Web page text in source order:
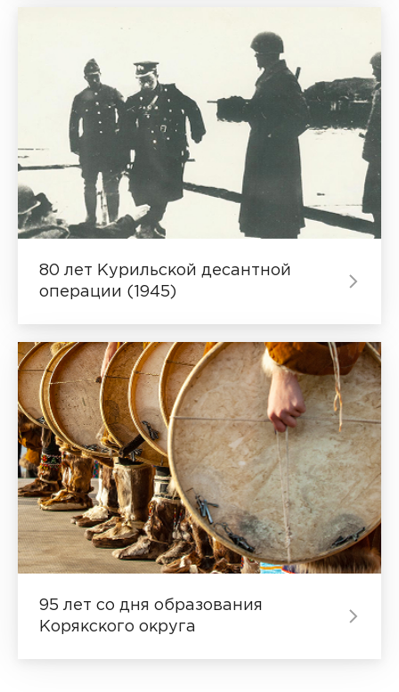
80 лет Курильской десантной
операции (1945)
95 лет со дня образования
Корякского округа